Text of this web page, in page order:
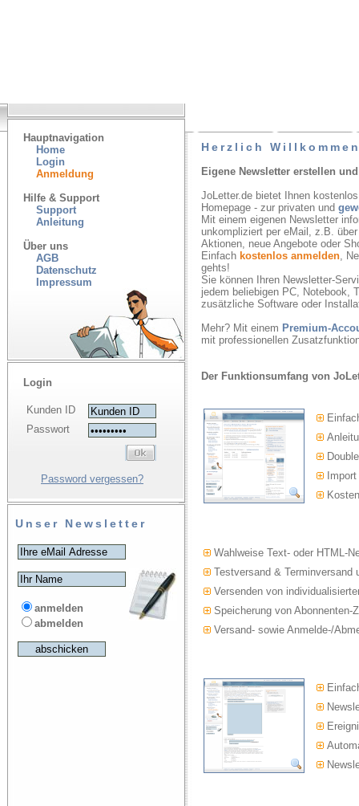
Hauptnavigation
Home
Login
Anmeldung
Hilfe & Support
Support
Anleitung
Über uns
AGB
Datenschutz
Impressum
Login
Kunden ID
Passwort
Password vergessen?
Unser Newsletter
anmelden
abmelden
Herzlich
Eigene Newsletter erstellen
JoLetter.de bietet Ihnen
Homepage - zur privaten und
Mit einem eigenen Newsletter
unkompliziert per eMail, z.B.
Aktionen, neue Angebote oder
Einfach kostenlos anmelden,
gehts!
Sie können Ihren Newsletter-
jedem beliebigen PC, Notebook,
zusätzliche Software oder
Mehr? Mit einem Premium-
mit professionellen
Der Funktionsumfang von
Wahlweise Text- oder HTML-
Testversand & Terminversand
Versenden von
Speicherung von Abonnenten-
Versand- sowie Anmelde-/